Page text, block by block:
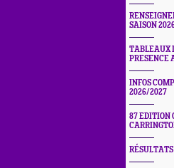
SAISON
TABLEAUX
PRESENCE
INFOS
2026/2027
87 EDITION
RÉSULTATS